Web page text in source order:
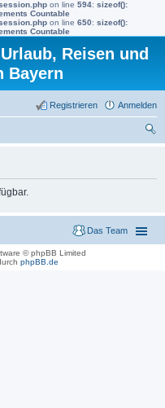
on line 594: sizeof():
Countable
on line 650: sizeof():
Countable
Reisen und
Bayern
Anmelden
Registrieren
Das Team
© phpBB Limited
phpBB.de